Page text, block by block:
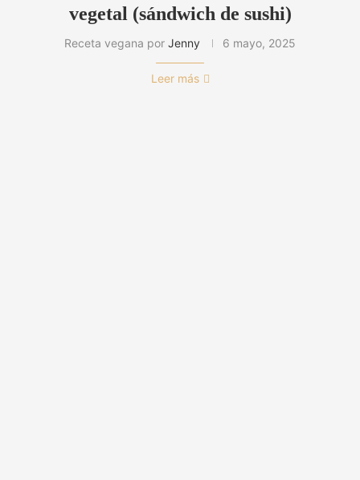
vegetal (sándwich de sushi)
Receta vegana por Jenny 6 mayo, 2025
Leer más